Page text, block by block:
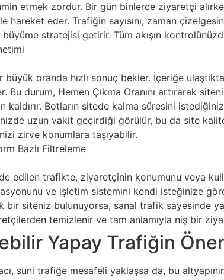
etmek zordur. Bir gün binlerce ziyaretçi
hareket eder. Trafiğin sayısını, zaman
stratejisi getirir. Tüm akışın
büyük oranda hızlı sonuç bekler. İçeriğe
Bu durum, Hemen Çıkma Oranını artırarak
kaldırır. Botların sitede kalma süresini
uzun vakit geçirdiği görülür, bu da site
zirve konumlara taşıyabilir.
Bazlı Filtreleme
edilen trafikte, ziyaretçinin konumunu veya
ve işletim sistemini kendi isteğinize
bir siteniz bulunuyorsa, sanal trafik sayesinde
temizlenir ve tam anlamıyla niş bir
Yapay Trafiğin
suni trafiğe mesafeli yaklaşsa da, bu